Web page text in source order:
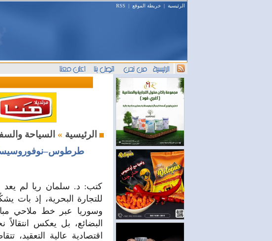
الرئيسية | خريطة الموقع |
RSS
الرئيسية »
كتب: د. سلمان ريا لم يعد
للتجارة البحرية، إذ بات
وسوريا عبر خط ملاحي
البضائع، بل يعكس
اقتصادية عالية التعقيد،